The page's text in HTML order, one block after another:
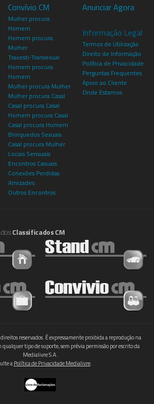
Convívio CM
Mulher procura
Homem
Homem procura
Mulher
Travesti-Transexual
Homem procura
Homem
Mulher procura Mulher
Mulher procura Casal
Casal procura Casal
Homem procura Casal
Casal procura Homem
Brinquedos Sexuais
Casal procura Mulher
Locais Sensuais
Encontros Casuais
Conexões Perdidas
Amizades
Outros Encontros
Anunciar Agora
Informação Legal
Termos de Utilização
Direito de Informação
Política de Privacidade
Perguntas Frequentes
Apoio ao Cliente
Onde Estamos
Classificados CM
reservados. É expressamente proibida a reprodução na
tipo de suporte, sem prévia permissão por escrito da
Medialivre S.A.
aPolítica de Privacidade Medialivre.